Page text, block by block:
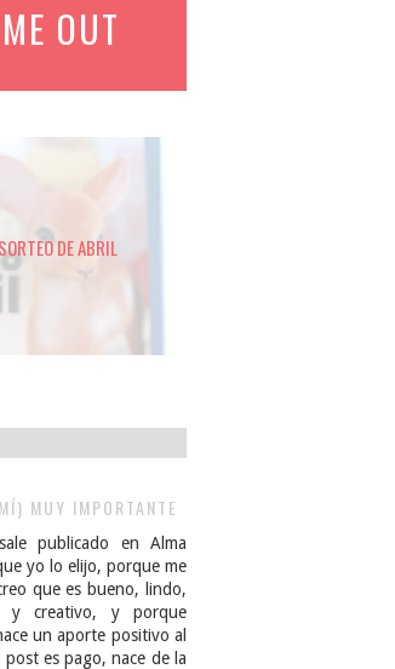
OUT
SORTEO DE ABRIL
MUY IMPORTANTE
publicado en Alma
yo lo elijo, porque me
que es bueno, lindo,
y creativo, y porque
un aporte positivo al
es pago, nace de la